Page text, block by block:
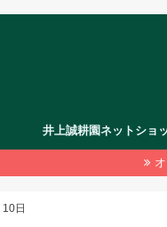
井上誠耕園ネットショ
10日